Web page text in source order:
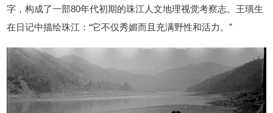
字，构成了一部80年代初期的珠江人文地理视觉考察志。王璜生
在日记中描绘珠江：“它不仅秀媚而且充满野性和活力。”